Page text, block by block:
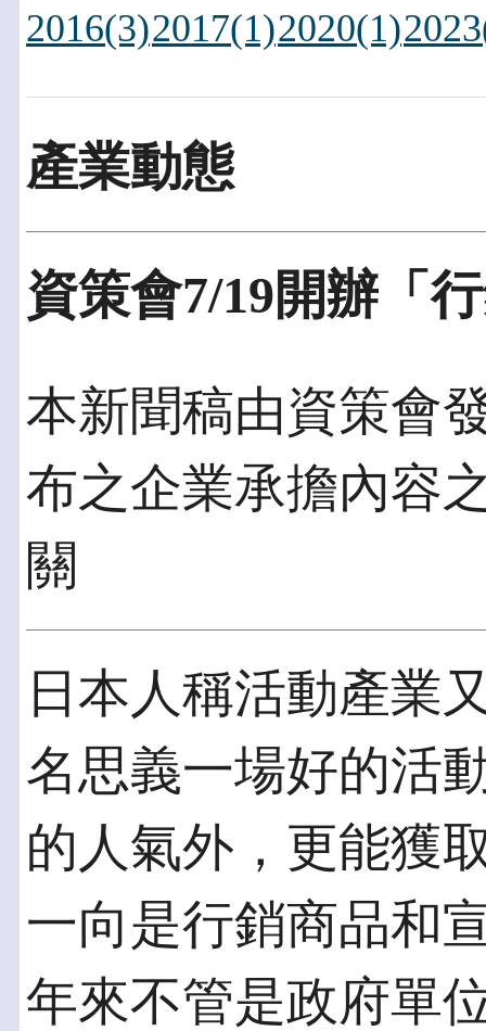
2016(3)2017(1)2020(1)
產業動態
資策會7/19開辦「
本新聞稿由資策會
布之企業承擔內容
關
日本人稱活動產業
名思義一場好的活
的人氣外，更能獲
一向是行銷商品和
年來不管是政府單